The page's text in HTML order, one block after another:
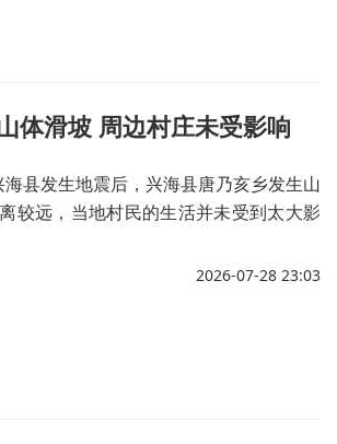
体滑坡 周边村庄未受影响
县发生地震后，兴海县唐乃亥乡发生山
较远，当地村民的生活并未受到太大影
2026-07-28 23:03